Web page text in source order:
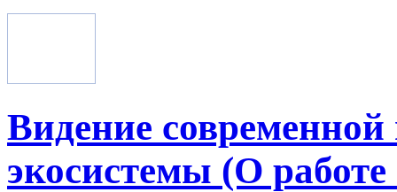
Видение современной
экосистемы (О работе